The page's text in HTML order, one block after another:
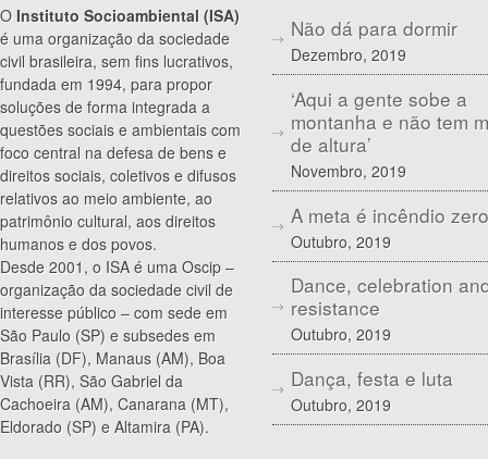
O Instituto Socioambiental (ISA)
é uma organização da sociedade
civil brasileira, sem fins lucrativos,
fundada em 1994, para propor
soluções de forma integrada a
questões sociais e ambientais com
foco central na defesa de bens e
direitos sociais, coletivos e difusos
relativos ao meio ambiente, ao
patrimônio cultural, aos direitos
humanos e dos povos.
Desde 2001, o ISA é uma Oscip –
organização da sociedade civil de
interesse público – com sede em
São Paulo (SP) e subsedes em
Brasília (DF), Manaus (AM), Boa
Vista (RR), São Gabriel da
Cachoeira (AM), Canarana (MT),
Eldorado (SP) e Altamira (PA).
Não dá para dormir
Dezembro, 2019
‘Aqui a gente sobe a
montanha e não tem
de altura’
Novembro, 2019
A meta é incêndio zero
Outubro, 2019
Dance, celebration
resistance
Outubro, 2019
Dança, festa e luta
Outubro, 2019